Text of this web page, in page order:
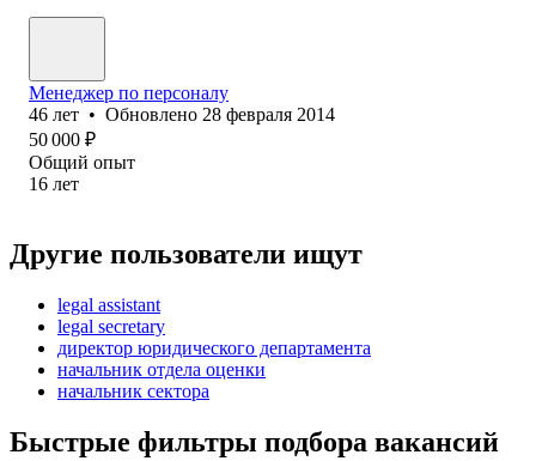
Менеджер по персоналу
46 лет • Обновлено 28 февраля 2014
50 000 ₽
Общий опыт
16 лет
Другие пользователи ищут
legal assistant
legal secretary
директор юридического департамента
начальник отдела оценки
начальник сектора
Быстрые фильтры подбора вакансий